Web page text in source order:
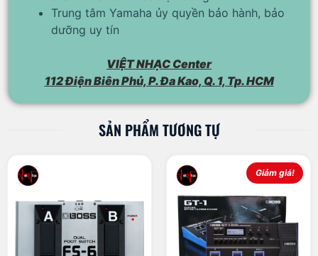
Trung tâm Yamaha ủy quyền bảo hành, bảo
dưỡng uy tín
VIỆT NHẠC Center
112 Điện Biên Phủ, P. Đa Kao, Q. 1, Tp. HCM
SẢN PHẨM TƯƠNG TỰ
Giảm giá!